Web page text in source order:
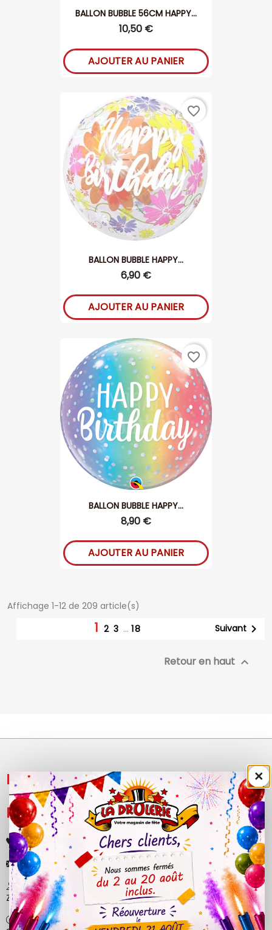
BALLON BUBBLE 56CM HAPPY...
10,50 €
AJOUTER AU PANIER
BALLON BUBBLE HAPPY...
6,90 €
AJOUTER AU PANIER
favorite_border
BALLON BUBBLE HAPPY...
8,90 €
AJOUTER AU PANIER
favorite_border
Affichage 1-12 de 209 article(s)
1 2 3 … 18 Suivant 
Retour en haut 
NOS PRODUITS 
LÉGAL 
+33 (0)4 50 40 81 00
contact@ladrolerie.fr
38 Rue de la Maladière
Z.A de la maladiere 01210 Ornex
Ma-Ve : 9h30 - 12h30 | 14h30 - 19h00
×